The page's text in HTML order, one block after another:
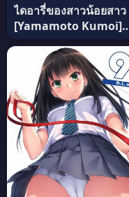
ไดอารี่ของสาวน้อยสาว
[Yamamoto Kumoi]
Marble Cake – Pitiful
lamb diary ซับไทย